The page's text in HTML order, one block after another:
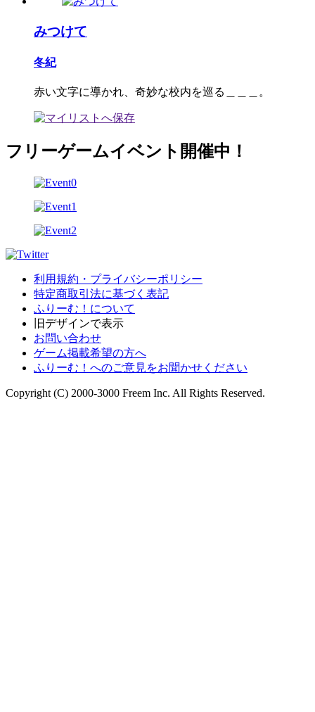
みつけて
冬紀
赤い文字に導かれ、奇妙な校内を巡る＿＿＿。
フリーゲームイベント開催中！
利用規約・プライバシーポリシー
特定商取引法に基づく表記
ふりーむ！について
旧デザインで表示
お問い合わせ
ゲーム掲載希望の方へ
ふりーむ！へのご意見をお聞かせください
Copyright (C) 2000-3000 Freem Inc. All Rights Reserved.